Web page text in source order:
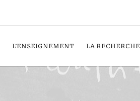
L’ENSEIGNEMENT LA RECHERCHE